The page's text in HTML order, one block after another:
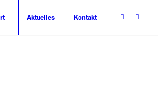
Aktuelles Kontakt